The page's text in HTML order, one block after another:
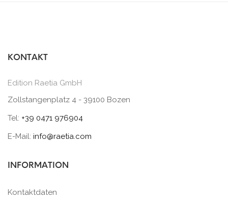
KONTAKT
Edition Raetia GmbH
Zollstangenplatz 4 - 39100 Bozen
Tel: +39 0471 976904
E-Mail: info@raetia.com
INFORMATION
Kontaktdaten